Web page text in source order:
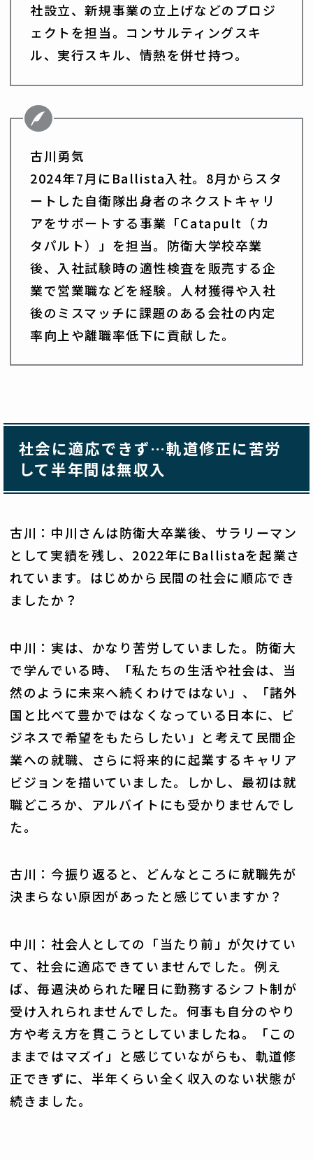
社設立、新規事業の立上げなどのプロジ
ェクトを担当。コンサルティングスキ
ル、実行スキル、情熱を併せ持つ。
古川勇気
2024年7月にBallista入社。8月からスタ
ートした自衛隊出身者のネクストキャリ
アをサポートする事業「Catapult（カ
タパルト）」を担当。防衛大学校卒業
後、入社試験時の適性検査を販売する企
業で営業職などを経験。人材獲得や入社
後のミスマッチに課題のある会社の内定
率向上や離職率低下に貢献した。
社会に適応できず…軌道修正に苦労
して半年間は無収入
古川：中川さんは防衛大卒業後、サラリーマン
として実績を残し、2022年にBallistaを起業さ
れています。はじめから民間の社会に順応でき
ましたか？
中川：実は、かなり苦労していました。防衛大
で学んでいる時、「私たちの生活や社会は、当
然のように未来へ続くわけではない」、「諸外
国と比べて豊かではなくなっている日本に、ビ
ジネスで希望をもたらしたい」と考えて民間企
業への就職、さらに将来的に起業するキャリア
ビジョンを描いていました。しかし、最初は就
職どころか、アルバイトにも受かりませんでし
た。
古川：今振り返ると、どんなところに就職先が
決まらない原因があったと感じていますか？
中川：社会人としての「当たり前」が欠けてい
て、社会に適応できていませんでした。例え
ば、毎週決められた曜日に勤務するシフト制が
受け入れられませんでした。何事も自分のやり
方や考え方を貫こうとしていましたね。「この
ままではマズイ」と感じていながらも、軌道修
正できずに、半年くらい全く収入のない状態が
続きました。